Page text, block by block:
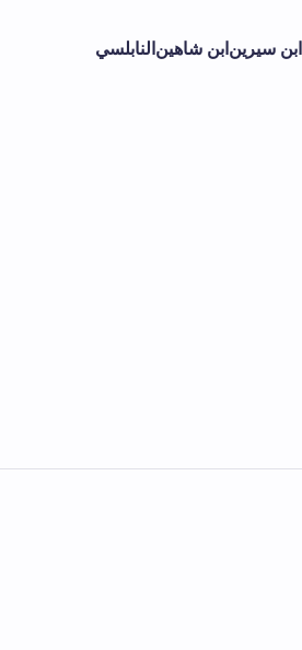
ابن سيرين ابن شاهين النابلسي